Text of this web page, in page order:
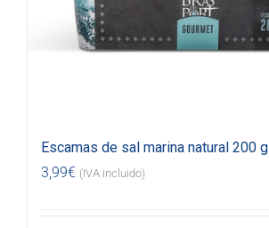
Escamas de sal marina natural 200 g
3,99€ (IVA incluido)